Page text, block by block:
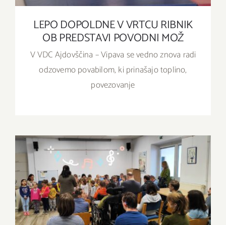
LEPO DOPOLDNE V VRTCU RIBNIK
OB PREDSTAVI POVODNI MOŽ
V VDC Ajdovščina – Vipava se vedno znova radi
odzovemo povabilom, ki prinašajo toplino,
povezovanje
V NAŠO HIŠO SO PRIŠLI MALI PEVCI IN
ŠKRATKI